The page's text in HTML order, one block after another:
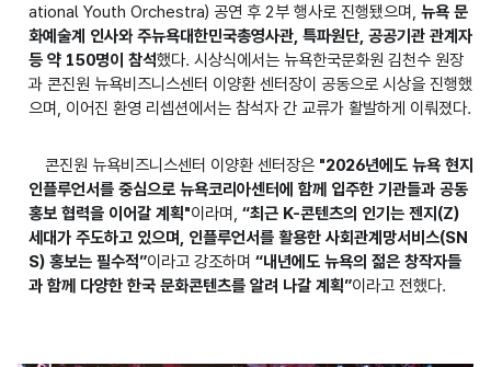
ational Youth Orchestra) 공연 후 2부 행사로 진행됐으며, 뉴욕 문
화예술계 인사와 주뉴욕대한민국총영사관, 특파원단, 공공기관 관계자
등 약 150명이 참석했다. 시상식에서는 뉴욕한국문화원 김천수 원장
과 콘진원 뉴욕비즈니스센터 이양환 센터장이 공동으로 시상을 진행했
으며, 이어진 환영 리셉션에서는 참석자 간 교류가 활발하게 이뤄졌다.
콘진원 뉴욕비즈니스센터 이양환 센터장은 "2026년에도 뉴욕 현지
인플루언서를 중심으로 뉴욕코리아센터에 함께 입주한 기관들과 공동
홍보 협력을 이어갈 계획"이라며, “최근 K-콘텐츠의 인기는 젠지(Z)
세대가 주도하고 있으며, 인플루언서를 활용한 사회관계망서비스(SN
S) 홍보는 필수적”이라고 강조하며 “내년에도 뉴욕의 젊은 창작자들
과 함께 다양한 한국 문화콘텐츠를 알려 나갈 계획”이라고 전했다.